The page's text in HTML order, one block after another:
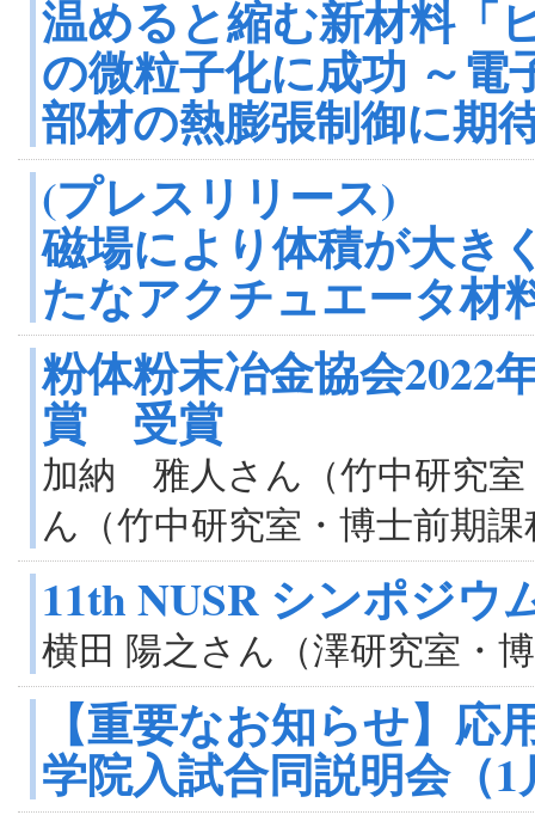
温めると縮む新材料「
の微粒子化に成功 ～
部材の熱膨張制御に期
(プレスリリース)
磁場により体積が大き
たなアクチュエータ材
粉体粉末冶金協会
賞 受賞
加納 雅人さん（竹中研究室
ん（竹中研究室・博士前期
11th NUSR シンポジウ
横田 陽之さん（澤研究室・
【重要なお知らせ】
学院入試合同説明会（